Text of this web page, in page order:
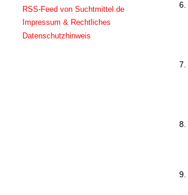
Computersucht
Ess-Brechsucht
Essstörungen
Fernsehsucht
RSS-Feed von Suchtmittel.de
Impressum & Rechtliches
Datenschutzhinweis